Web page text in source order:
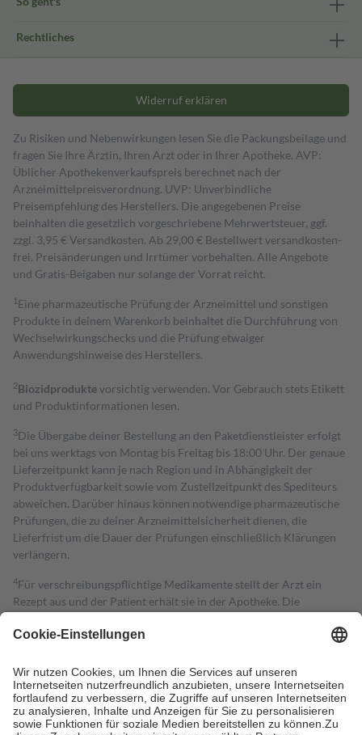
Rechtliches
Widerruf erklären
Zu Risiken und Nebenwirkungen lesen Sie die Packungsbeilage und
fragen Sie Ihre Ärztin, Ihren Arzt oder in Ihrer Apotheke. AVP:
Üblicher Apothekenverkaufspreis berechnet nach der
Arzneimittelpreisverordnung. UVP: Unverbindliche
Preisempfehlung des Herstellers. Die angegebenen Preise
beinhalten die gesetzlich vorgeschriebene Mehrwertsteuer, ggf.
zzgl. 3,95 € Versandkosten. Ab 29,00 € Bestell­wert versand­kosten­
frei. Preisänderungen und Irrtümer vorbehalten. Alle Angebote
und Gratis-Beigaben nur solange der Vorrat reicht.
1 Eine pharmazeutische Prüfung der Arzneimittel und sonstigen
Produkte in deinem Warenkorb beinhaltet die Durchführung von
Wechselwirkungschecks und die Prüfung etwaiger
Anwendungshinweise des Herstellers.
2Biozidproduktevorsichtig verwenden. Vor Gebrauch stets Etikett
und Produktinformationen lesen.
3Die Übergabe deiner Bestellung an den Paketdienstleister erfolgt
bei uns werktags von Montag bis Freitag bis 18:00 Uhr. Der genaue
Lieferzeitpunkt kann je nach Region und in Abhängigkeit der
Produktverfügbarkeit sowie vom Zustellzeitpunkt des Spediteurs
abweichen. Darüber hinaus können notwendige pharmazeutische
Prüfungen, die zu deiner Arzneimittelsicherheit dienen, die
Lieferfrist um die Dauer der Prüfungen einschließlich Klärungen
verlängern.
4Für verschreibungspflichtige Medikamente stellt der Arzt ein
Rezept aus und der Patient erhält sie in der Apotheke. Die
Kosten dafür, der Versicherte trägt einen Teil davon als Zuzahlung
Grundsätzlich leisten Mitglieder Zuzahlungen in Höhe von zehn
Prozent des Abgabepreises,mindestensjedochfünf Euround
höchstens zehn Euro.Es sind jedoch nie mehr als die tatsächlichen
Kosten der Leistung zu entrichten.